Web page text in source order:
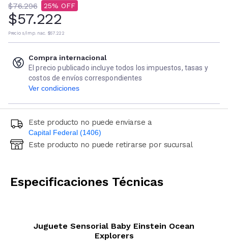
$76.296 25
$57.222
Precio s/imp. nac. $57.222
Compra internacional
El precio publicado incluye todos los impuestos, tasas y
costos de envíos correspondientes
Ver condiciones
Este producto no puede enviarse a
Capital Federal (1406)
Ingresá código postal (sólo números)
Este producto no puede retirarse por sucursal
Especificaciones Técnicas
Juguete Sensorial Baby Einstein Ocean
Explorers